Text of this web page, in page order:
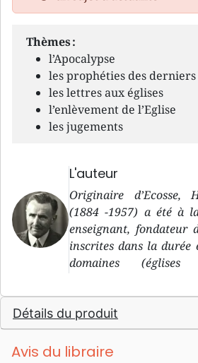
Thèmes :
l’Apocalypse
les prophéties des
les lettres aux églises
l’enlèvement de l’Eglise
les jugements
L'auteur
Originaire d’Ecosse,
(1884 -1957) a été à
enseignant, fondateur
inscrites dans la
domaines
mouvements de
école biblique
Genève, édition de
la Société Biblique de
la Bible) en Europe
Détails du produit
Avis du libraire